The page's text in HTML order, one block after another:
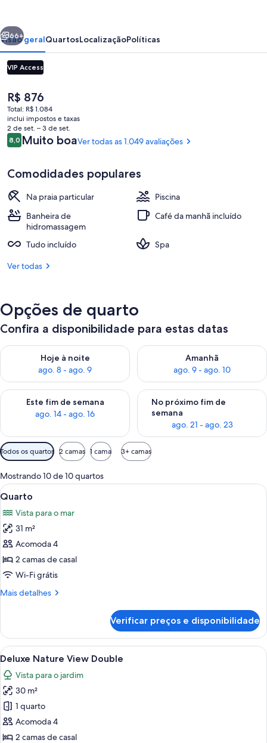
-
All
Inclusive
Próximo
66+
Visão geralQuartosLocalizaçãoPolíticas
VIP Access
O
preço
atual
é
R$ 876
R$ 876
Total: R$ 1.084
inclui impostos e taxas
2 de set. – 3 de set.
Avaliações
8,08,0 de 10
Muito boaVer todas as 1.049 avaliações
Comodidades populares
Na praia particular
Piscina
Banheira de
hidromassagem
Café da manhã incluído
Tudo incluído
Spa
Ver todas
Opções de quarto
Confira a disponibilidade para estas datas
Hoje à noite
ago. 8 - ago. 9
Verifica a disponibilidade para esta noite, ago. 8 - ago. 9
Amanhã
ago. 9 - ago. 10
Verifica a disponibilidade
Este fim de semana
ago. 14 - ago. 16
Verifica a disponibilidade para este fim de semana, ago. 14 -
No próximo fim de
semana
ago. 21 - ago. 23
Verifica a disponibilidade
Filtros
disponíveis
para
os
quartos
Todos os quartos 2 camas 1 cama 3+ camas
Mostrando 10 de 10 quartos
Carrega
todas
as
fotos
de
Quarto
Frigobar (abastecido com alguns
7
Quarto
Vista para o mar
31 m²
Acomoda 4
2 camas de casal
Wi-Fi grátis
Mais detalhes
Mais
Verificar preços e disponibilidade
Carrega
todas
as
fotos
de
Deluxe
Nature
Quarto de hotel com duas camas,
10
Deluxe Nature View Double
Vista para o jardim
30 m²
1 quarto
Acomoda 4
2 camas de casal